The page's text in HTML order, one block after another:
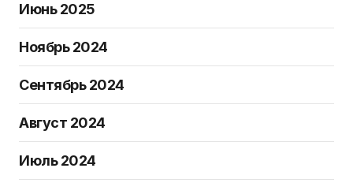
Июнь 2025
Ноябрь 2024
Сентябрь 2024
Август 2024
Июль 2024